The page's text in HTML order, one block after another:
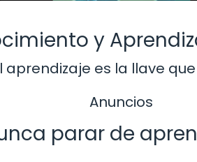
y
aprendizaje es la llave
Anuncios
parar de